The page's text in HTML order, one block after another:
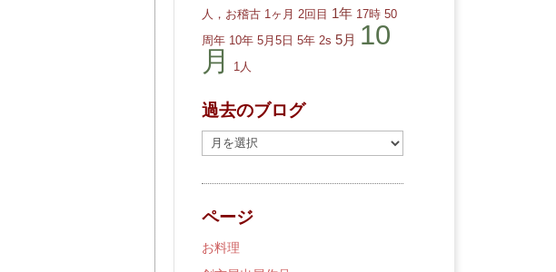
人，お稽古 1ヶ月 2回目 1年 17時 50
周年 10年 5月5日 5年 2s 5月 10
月
1人
過去のブログ
去
の
ロ
グ
ページ
お料理